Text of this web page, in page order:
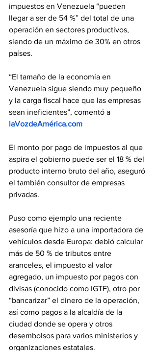
impuestos en Venezuela “pueden
llegar a ser de 54 %” del total de una
operación en sectores productivos,
siendo de un máximo de 30% en otros
países.
“El tamaño de la economía en
Venezuela sigue siendo muy pequeño
y la carga fiscal hace que las empresas
sean ineficientes”, comentó a
laVozdeAmérica.com
El monto por pago de impuestos al que
aspira el gobierno puede ser el 18 % del
producto interno bruto del año, aseguró
el también consultor de empresas
privadas.
Puso como ejemplo una reciente
asesoría que hizo a una importadora de
vehículos desde Europa: debió calcular
más de 50 % de tributos entre
aranceles, el impuesto al valor
agregado, un impuesto por pagos con
divisas (conocido como IGTF), otro por
“bancarizar” el dinero de la operación,
así como pagos a la alcaldía de la
ciudad donde se opera y otros
desembolsos para varios ministerios y
organizaciones estatales.